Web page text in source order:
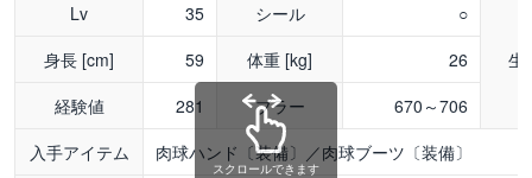
Lv 35 シール
○
生
身長 [cm] 59 体重 [kg]
26
経験値
281 ブラー
670～706
入手アイテム
肉球ハンド〔装備〕／肉球ブーツ〔装備〕
スクロールできます